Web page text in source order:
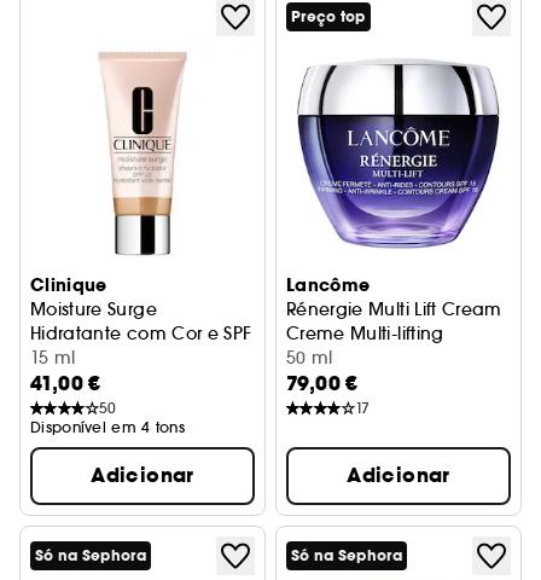
Clinique
Moisture Surge
Hidratante com Cor e SPF 25
15 ml
41,00 €
50
Disponível em 4 tons
Adicionar
Preço top
Lancôme
Rénergie Multi Lift Cream
Creme Multi-lifting
50 ml
79,00 €
17
Adicionar
Só na Sephora Só na Sephora